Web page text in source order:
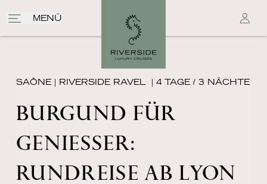
MENÜ
SAÔNE | RIVERSIDE RAVEL | 4 TAGE / 3 NÄCHTE
BURGUND FÜR
GENIESSER: R
UNDREISE AB LYON